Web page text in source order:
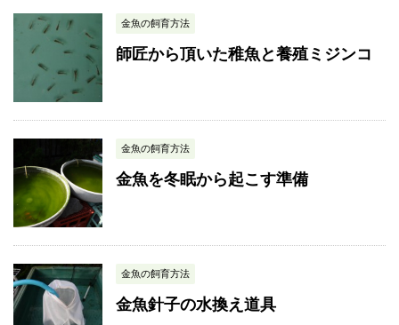
金魚の飼育方法
師匠から頂いた稚魚と養殖ミジンコ
金魚の飼育方法
金魚を冬眠から起こす準備
金魚の飼育方法
金魚針子の水換え道具